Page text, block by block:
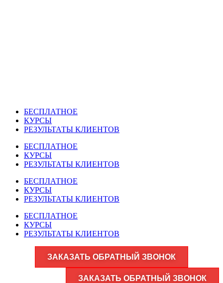
БЕСПЛАТНОЕ
КУРСЫ
РЕЗУЛЬТАТЫ КЛИЕНТОВ
БЕСПЛАТНОЕ
КУРСЫ
РЕЗУЛЬТАТЫ КЛИЕНТОВ
БЕСПЛАТНОЕ
КУРСЫ
РЕЗУЛЬТАТЫ КЛИЕНТОВ
БЕСПЛАТНОЕ
КУРСЫ
РЕЗУЛЬТАТЫ КЛИЕНТОВ
ЗАКАЗАТЬ ОБРАТНЫЙ ЗВОНОК
ЗАКАЗАТЬ ОБРАТНЫЙ ЗВОНОК